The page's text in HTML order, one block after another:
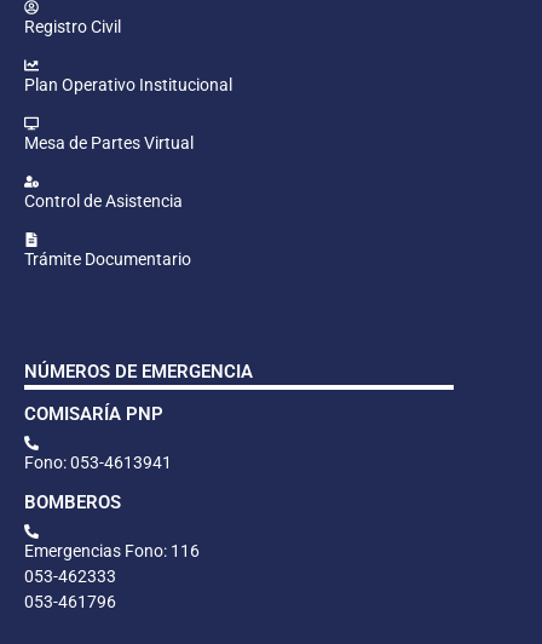
Registro Civil
Plan Operativo Institucional
Mesa de Partes Virtual
Control de Asistencia
Trámite Documentario
NÚMEROS DE EMERGENCIA
COMISARÍA PNP
Fono: 053-4613941
BOMBEROS
Emergencias Fono: 116
053-462333
053-461796